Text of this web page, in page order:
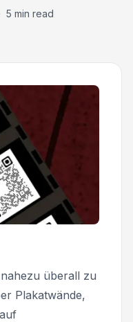
5 min read
überall zu
Plakatwände,